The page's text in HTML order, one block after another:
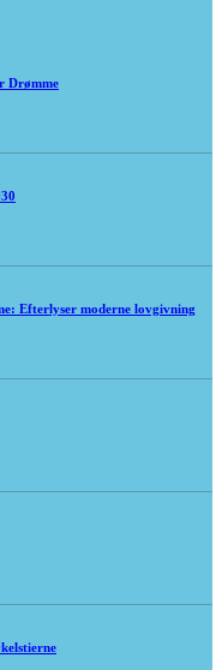
Drømme
Efterlyser moderne lovgivning